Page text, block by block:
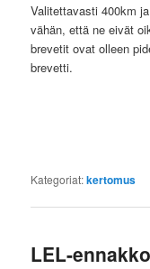
Valitettavasti 400km
vähän, että ne eivät
brevetit ovat olleen
brevetti.
Kategoriat:kertomus
LEL-